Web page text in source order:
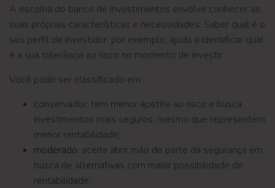
A escolha do banco de investimentos envolve conhecer as
suas próprias características e necessidades. Saber qual é o
seu perfil de investidor, por exemplo, ajuda a identificar qual
é a sua tolerância ao risco no momento de investir.
Você pode ser classificado em:
conservador: tem menor apetite ao risco e busca
investimentos mais seguros, mesmo que representem
menor rentabilidade;
moderado: aceita abrir mão de parte da segurança em
busca de alternativas com maior possibilidade de
rentabilidade;